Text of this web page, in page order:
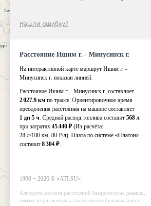
Нашли ошибку?
Расстояние Ишим г. - Минусинск г.
На интерактивной карте маршрут Ишим г. -
Минусинск г. показан линией.
Расстояние Ишим г. - Минусинск г. составляет
2 027.9 км по трассе. Ориентировочное время
преодоления расстояния на машине составляет
1 дн 5 ч. Средний расход топлива составит 568 л
при затратах 45 440 ₽ (Из расчёта:
28 л/100 км, 80 ₽/л). Плата по системе «Платон»
составит 8 304 ₽.
1998 − 2026 © «ATI.SU»
Алгоритм расчета расстояний базируется на данных,
взятых из различных атласов автомобильных дорог.